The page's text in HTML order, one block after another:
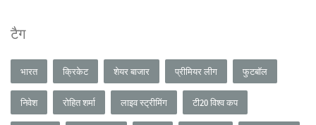
टैग
भारत क्रिकेट शेयर बाजार प्रीमियर लीग फुटबॉल
निवेश रोहित शर्मा लाइव स्ट्रीमिंग टी20 विश्व कप